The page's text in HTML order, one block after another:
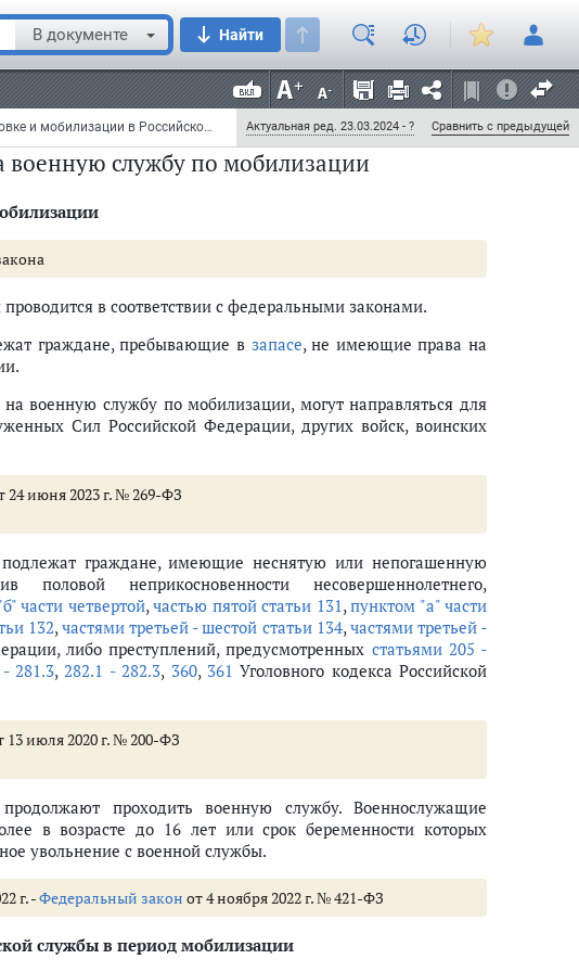
В документе Найти
функции органов исполнительной власти субъектов Российской Федерации и
по которым предусмотрено присвоение специальных званий полиции, по
указанными категориями граждан
в период мобилизации или в военное время граждан, имеющих судимость
Федеральный закон от 26 февраля 1997 г. N 31-ФЗ "О мобилизационной подготовке и мобилизации в Российской Федерации" (с изменениями и дополнениями) Актуальная ред. 23.03.2024 - ? Сравнить с предыдущей
подготовки и мобилизации осуществляются в
тайне" и нормативными правовыми актами по
военную службу по мобилизации
в соответствии с федеральными законами.
граждане, пребывающие в запасе, не имеющие права на
военную службу по мобилизации, могут направляться для
Сил Российской Федерации, других войск, воинских
24 июня 2023 г. № 269-ФЗ
граждане, имеющие неснятую или непогашенную
неприкосновенности несовершеннолетнего,
части четвертой,частью пятой статьи 131,пунктом "а" части
132,частями третьей - шестой статьи 134,частями третьей -
либо преступлений, предусмотренных статьями 205 -
281.3,282.1 - 282.3, 360, 361 Уголовного кодекса Российской
13 июля 2020 г. № 200-ФЗ
проходить военную службу. Военнослужащие
в возрасте до 16 лет или срок беременности которых
увольнение с военной службы.
г. -Федеральный закон от 4 ноября 2022 г. № 421-ФЗ
службы в период мобилизации